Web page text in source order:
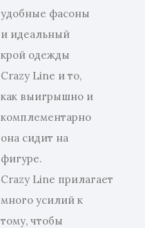
удобные фасоны
и идеальный
крой одежды
Crazy Line и то,
как выигрышно и
комплементарно
она сидит на
фигуре.
Crazy Line прилагает
много усилий к
тому, чтобы